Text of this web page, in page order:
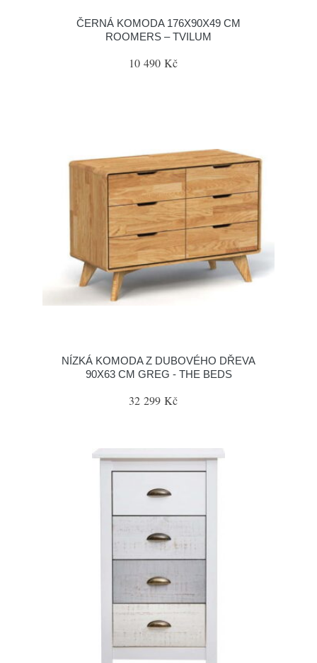
ČERNÁ KOMODA 176X90X49 CM
ROOMERS – TVILUM
10 490 Kč
NÍZKÁ KOMODA Z DUBOVÉHO DŘEVA
90X63 CM GREG - THE BEDS
32 299 Kč